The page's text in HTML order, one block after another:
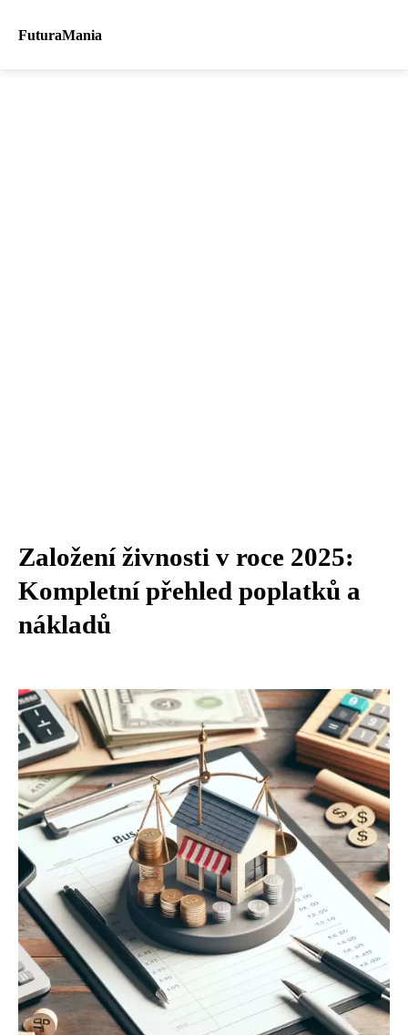
FuturaMania
Založení živnosti v roce 2025:
Kompletní přehled poplatků a
nákladů